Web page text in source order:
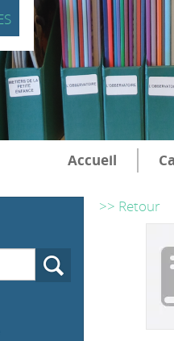
Accueil
>> Retour
Recherche